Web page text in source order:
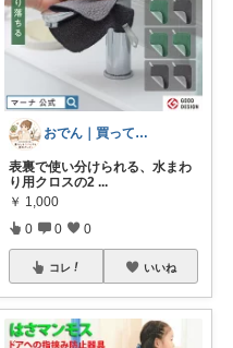
おでん｜買ってよかった暮らしの便利グッズ
表裏で使い分けられる、水まわ
り用クロスの2 ...
￥ 1,000
0 0 0
コレ いいね